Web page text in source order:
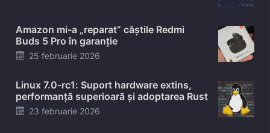
Amazon mi-a „reparat” căștile Redmi
Buds 5 Pro în garanție
Posted
25 februarie 2026
Linux 7.0-rc1: Suport hardware extins,
performanță superioară și adoptarea Rust
Posted
23 februarie 2026